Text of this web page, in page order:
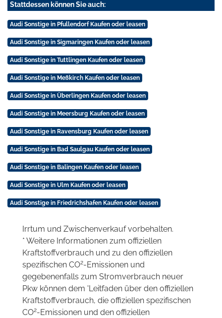
Stattdessen können Sie auch:
Audi Sonstige in Pfullendorf Kaufen oder leasen
Audi Sonstige in Sigmaringen Kaufen oder leasen
Audi Sonstige in Tuttlingen Kaufen oder leasen
Audi Sonstige in Meßkirch Kaufen oder leasen
Audi Sonstige in Überlingen Kaufen oder leasen
Audi Sonstige in Meersburg Kaufen oder leasen
Audi Sonstige in Ravensburg Kaufen oder leasen
Audi Sonstige in Bad Saulgau Kaufen oder leasen
Audi Sonstige in Balingen Kaufen oder leasen
Audi Sonstige in Ulm Kaufen oder leasen
Audi Sonstige in Friedrichshafen Kaufen oder leasen
Irrtum und Zwischenverkauf vorbehalten.
* Weitere Informationen zum offiziellen
Kraftstoffverbrauch und zu den offiziellen
spezifischen CO2-Emissionen und
gegebenenfalls zum Stromverbrauch neuer
Pkw können dem 'Leitfaden über den offiziellen
Kraftstoffverbrauch, die offiziellen spezifischen
CO2-Emissionen und den offiziellen